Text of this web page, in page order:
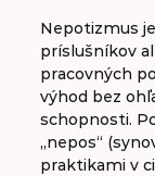
P R
Nepotizmus
príslušníkov
pracovných
výhod bez
schopnosti.
„nepos“
praktikami v